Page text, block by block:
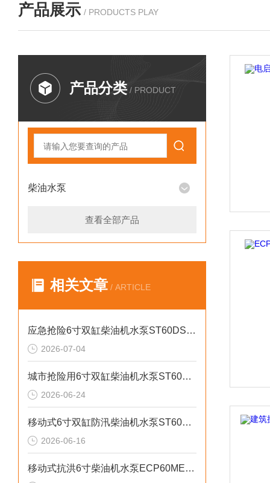
产品展示 / PRODUCTS PLAY
产品分类 / PRODUCT
柴油水泵
查看全部产品
相关文章 / ARTICLE
应急抢险6寸双缸柴油机水泵ST60DS产品介绍
2026-07-04
城市抢险用6寸双缸柴油机水泵ST60DS产品介绍
2026-06-24
移动式6寸双缸防汛柴油机水泵ST60SD产品介绍
2026-06-16
移动式抗洪6寸柴油机水泵ECP60ME产品介绍